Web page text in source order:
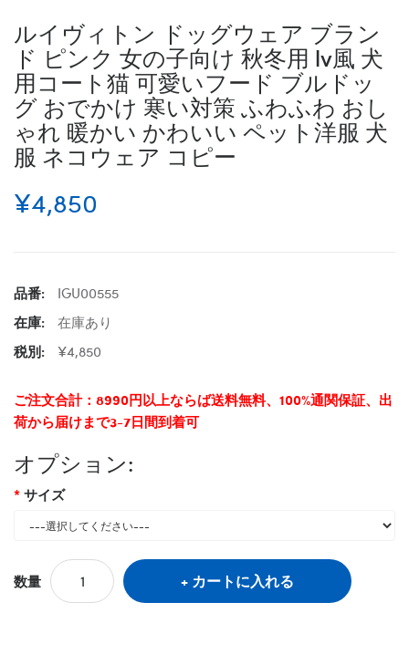
ルイヴィトン ドッグウェア ブラン
ド ピンク 女の子向け 秋冬用 lv風 犬
用コート猫 可愛いフード ブルドッ
グ おでかけ 寒い対策 ふわふわ おし
ゃれ 暖かい かわいい ペット洋服 犬
服 ネコウェア コピー
¥4,850
品番:
IGU00555
在庫:
在庫あり
税別:
¥4,850
ご注文合計：8990円以上ならば送料無料、100%通関保証、出
荷から届けまで3-7日間到着可
オプション:
サイズ
数量 カートに入れる